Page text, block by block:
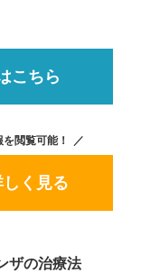
こちら
閲覧可能！
く見る
ザの治療法